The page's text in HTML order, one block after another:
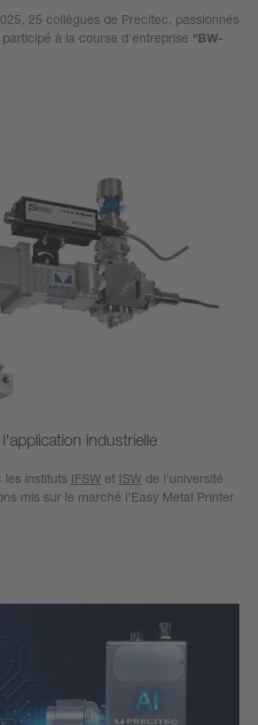
25 collègues de Precitec, passionnés
à la course d'entreprise "BW-
industrielle
les instituts IFSW et ISW de l'université
mis sur le marché l'Easy Metal Printer